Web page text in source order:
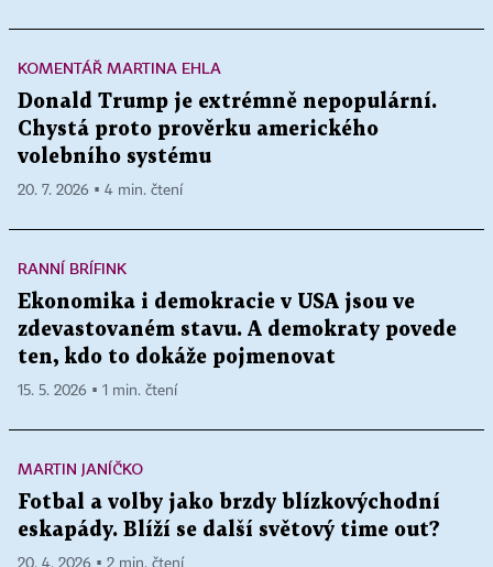
KOMENTÁŘ MARTINA EHLA
Donald Trump je extrémně nepopulární.
Chystá proto prověrku amerického
volebního systému
20. 7. 2026 ▪ 4 min. čtení
RANNÍ BRÍFINK
Ekonomika i demokracie v USA jsou ve
zdevastovaném stavu. A demokraty povede
ten, kdo to dokáže pojmenovat
15. 5. 2026 ▪ 1 min. čtení
MARTIN JANÍČKO
Fotbal a volby jako brzdy blízkovýchodní
eskapády. Blíží se další světový time out?
20. 4. 2026 ▪ 2 min. čtení